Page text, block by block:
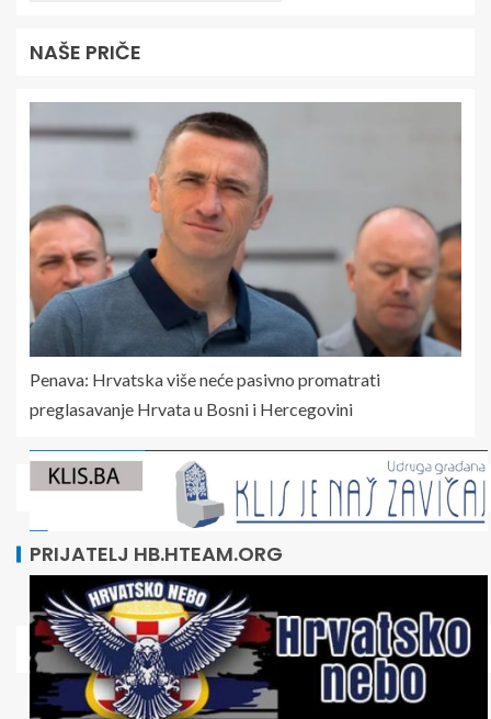
NAŠE PRIČE
Penava: Hrvatska više neće pasivno promatrati
preglasavanje Hrvata u Bosni i Hercegovini
PRIJATELJ HB.HTEAM.ORG